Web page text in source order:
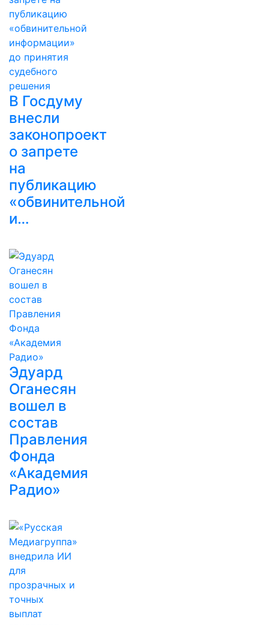
В Госдуму
внесли
законопроект
о запрете
на
публикацию
«обвинительной
и…
Эдуард
Оганесян
вошел в
состав
Правления
Фонда
«Академия
Радио»